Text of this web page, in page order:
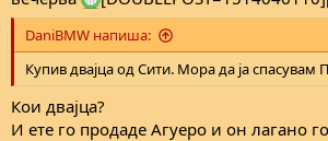
DaniBMW напиша:
Купив двајца од Сити. Мора да ја спасувам
Кои двајца?
И ете го продаде Агуеро и он лагано